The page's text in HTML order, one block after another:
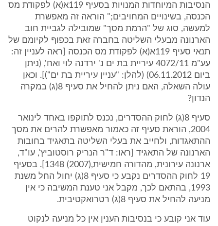
הנסיבות המיוחדות המנויות בסעיף 119א(א) לפקודת מס
הכנסה, בשינויים המחויבים;" הוראה זה מאפשרת
למעשה, סוג של "הרמת מסך" שמובילה לגביית חוב
הארנונה מבעלי השליטה בחברה זאת בכפוף לקיומם של
תנאי סעיף 119א(א) לפקודת מס הכנסה [ראה לעניין זה:
עע"מ 4072/11 עיריית בת ים נ' ירדנה לוי ואח', (ניתן
ביום 06.11.2012) (להלן: "עניין עיריית בת ים")]. וכאן
עולה השאלה, האם ניתן להחיל את סעיף 8(ג) במקרה
הנדון?
סעיף 8(ג) לחוק ההסדרים, נכנס לתוקפו באחד לינואר
2004, הוראת סעיף זה כאמור מאפשרת להרים את מסך
ההתאגדות, ולחייב את בעלי השליטה בתאגיד בחובות
הארנונה של התאגיד [ראו: ד"ר הנריק רוסטוביץ', עו"ד,
ארנונה עירונית, מהדורה חמישית,(2007) 1348]. בסעיף
19 לחוק ההסדרים נקבע כי סעיף 8(ג) יחול החל משנת
1993, בהתאם לכך, מקבל אני טענת המשיבה כי אין
מניעה להחיל את סעיף 8(ג) רטרואקטיבית.
עוד אני קובע כי בנסיבות הענין אין כל מניעה לנקוט